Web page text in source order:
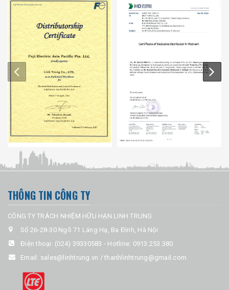
THÔNG TIN CÔNG TY
CÔNG TY TRÁCH NHIỆM HỮU HẠN LINH TRUNG
Số 26-28-30 Ngõ 71 Láng Hạ, Ba Đình, Hà Nội
Điện thoại: (024) 39330583 - Hotline: 0913.253.380
Email: sales@linhtrung.vn / thanhlinhtrung@gmail.com